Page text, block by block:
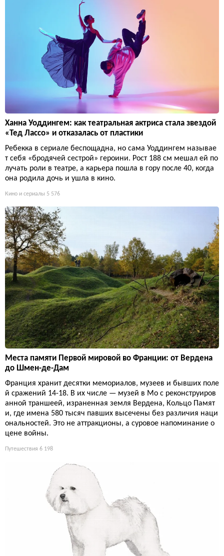
Ханна Уоддингем: как театральная актриса стала звездой
«Тед Лассо» и отказалась от пластики
Ребекка в сериале беспощадна, но сама Уоддингем называе
т себя «бродячей сестрой» героини. Рост 188 см мешал ей по
лучать роли в театре, а карьера пошла в гору после 40, когда
она родила дочь и ушла в кино.
Кино и сериалы 5 576
Места памяти Первой мировой во Франции: от Вердена
до Шмен-де-Дам
Франция хранит десятки мемориалов, музеев и бывших поле
й сражений 14-18. В их числе — музей в Мо с реконструиров
анной траншеей, израненная земля Вердена, Кольцо Памят
и, где имена 580 тысяч павших высечены без различия наци
ональностей. Это не аттракционы, а суровое напоминание о
цене войны.
Путешествия 6 198